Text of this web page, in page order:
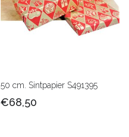
50 cm. Sintpapier S491395
€68,50